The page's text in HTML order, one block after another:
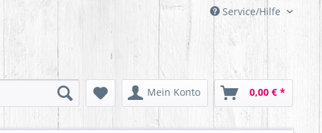
Service/Hilfe
Mein Konto 0,00 € *